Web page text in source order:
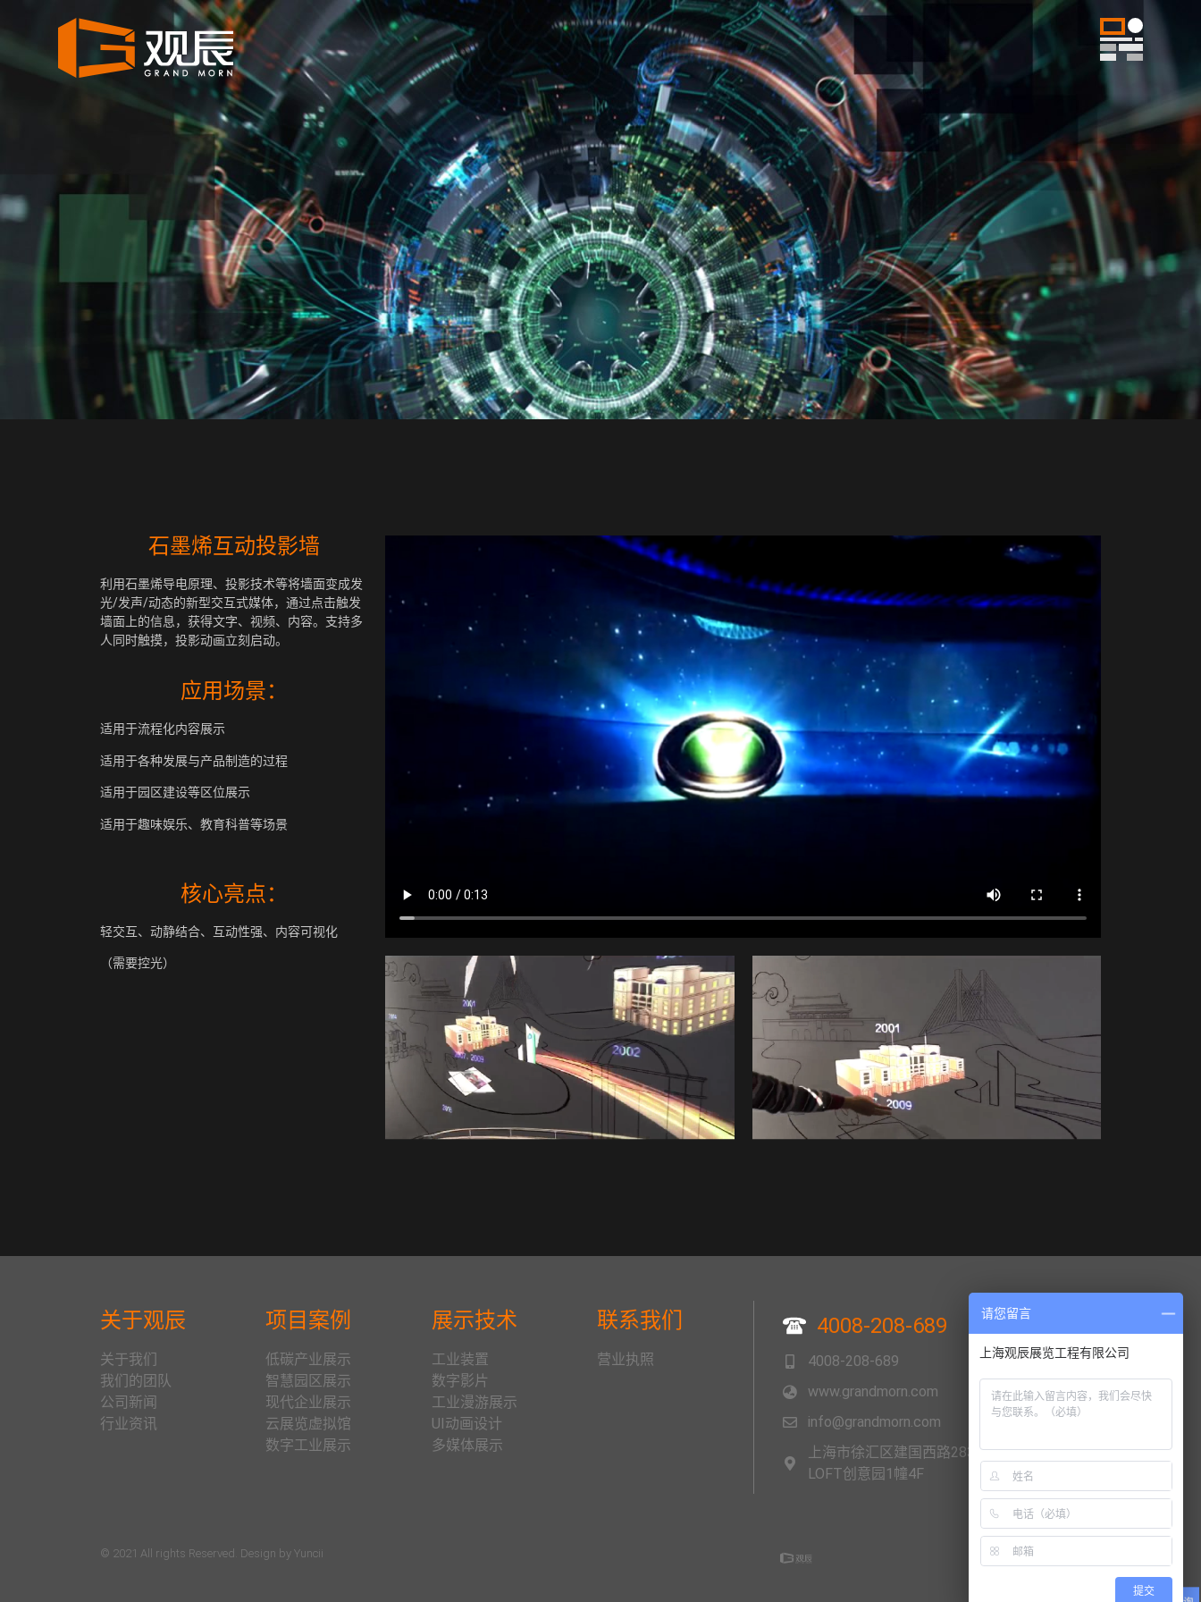
石墨烯互动投影墙
利用石墨烯导电原理、投影技术等将墙面变成发
光/发声/动态的新型交互式媒体，通过点击触发
墙面上的信息，获得文字、视频、内容。支持多
人同时触摸，投影动画立刻启动。
应用场景：
适用于流程化内容展示
适用于各种发展与产品制造的过程
适用于园区建设等区位展示
适用于趣味娱乐、教育科普等场景
核心亮点：
轻交互、动静结合、互动性强、内容可视化
（需要控光）
关于观辰
关于我们
我们的团队
公司新闻
行业资讯
项目案例
低碳产业展示
智慧园区展示
现代企业展示
云展览虚拟馆
数字工业展示
展示技术
工业装置
数字影片
工业漫游展示
UI动画设计
多媒体展示
联系我们
营业执照
4008-208-689
4008-208-689
www.grandmorn.com
info@grandmorn.com
上海市徐汇区建国西路283号尚街
LOFT创意园1幢4F
© 2021 All rights Reserved. Design by Yuncii
请您留言
上海观辰展览工程有限公司
提交